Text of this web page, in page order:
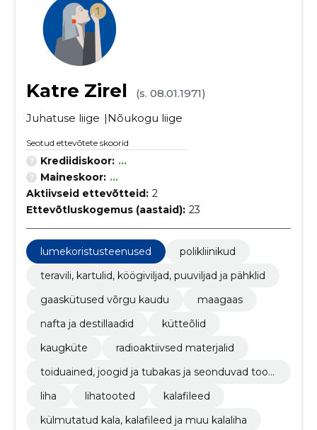
Katre Zirel
(s. 08.01.1971)
Juhatuse liige
Nõukogu liige
Seotud ettevõtete skoorid
Krediidiskoor: ...
Maineskoor: ...
Aktiivseid ettevõtteid: 2
Ettevõtluskogemus (aastaid): 23
lumekoristusteenused
polikliinikud
teravili, kartulid, köögiviljad, puuviljad ja pähklid
gaaskütused võrgu kaudu
maagaas
nafta ja destillaadid
kütteõlid
kaugküte
radioaktiivsed materjalid
toiduained, joogid ja tubakas ja seonduvad toot
liha
lihatooted
kalafileed
külmutatud kala, kalafileed ja muu kalaliha